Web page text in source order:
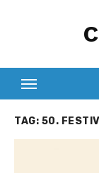
TAG: 50.